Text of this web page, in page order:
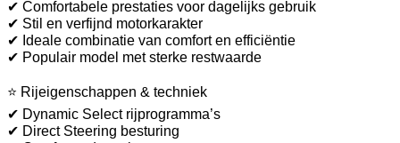
✔ Comfortabele prestaties voor dagelijks gebruik
✔ Stil en verfijnd motorkarakter
✔ Ideale combinatie van comfort en efficiëntie
✔ Populair model met sterke restwaarde
⭐ Rijeigenschappen & techniek
✔ Dynamic Select rijprogramma’s
✔ Direct Steering besturing